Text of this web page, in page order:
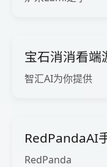
宝石消消看端
智汇AI为你提供
RedPandaAI
RedPanda